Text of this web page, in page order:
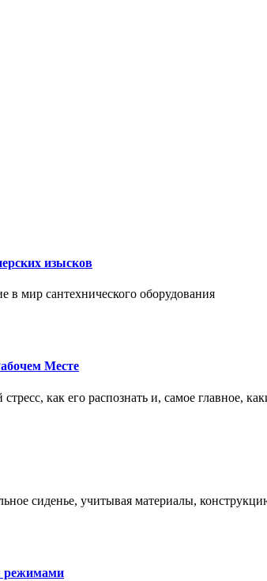
изысков
в мир сантехнического оборудования
Месте
как его распознать и, самое главное,
сиденье, учитывая материалы,
режимами